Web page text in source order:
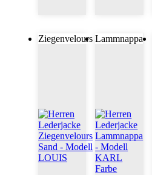
Ziegenvelours Lammnappa